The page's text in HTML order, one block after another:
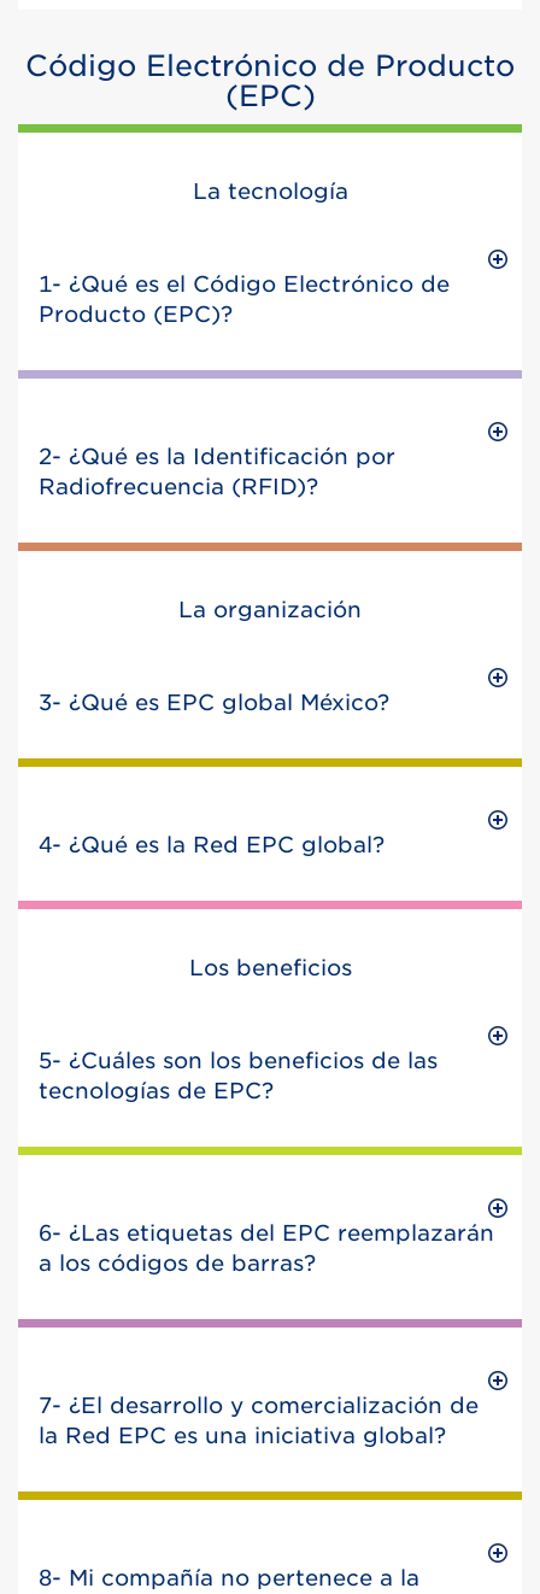
Código Electrónico de Producto
(EPC)
La tecnología
1- ¿Qué es el Código Electrónico de
Producto (EPC)?
2- ¿Qué es la Identificación por
Radiofrecuencia (RFID)?
La organización
3- ¿Qué es EPC global México?
4- ¿Qué es la Red EPC global?
Los beneficios
5- ¿Cuáles son los beneficios de las
tecnologías de EPC?
6- ¿Las etiquetas del EPC reemplazarán
a los códigos de barras?
7- ¿El desarrollo y comercialización de
la Red EPC es una iniciativa global?
8- Mi compañía no pertenece a la